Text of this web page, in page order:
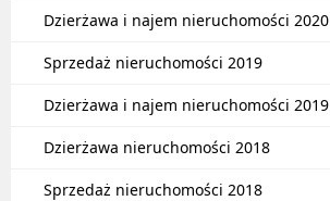
Dzierżawa i najem nieruchomości 2020
Sprzedaż nieruchomości 2019
Dzierżawa i najem nieruchomości 2019
Dzierżawa nieruchomości 2018
Sprzedaż nieruchomości 2018